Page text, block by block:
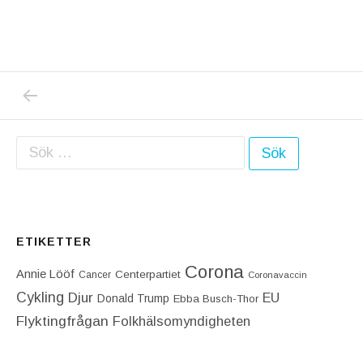
Inläggsnavigering
Sök efter:
ETIKETTER
Annie Lööf Cancer Centerpartiet‎ Corona Coronavaccin
Cykling Djur Donald Trump Ebba Busch-Thor EU
Flyktingfrågan Folkhälsomyndigheten